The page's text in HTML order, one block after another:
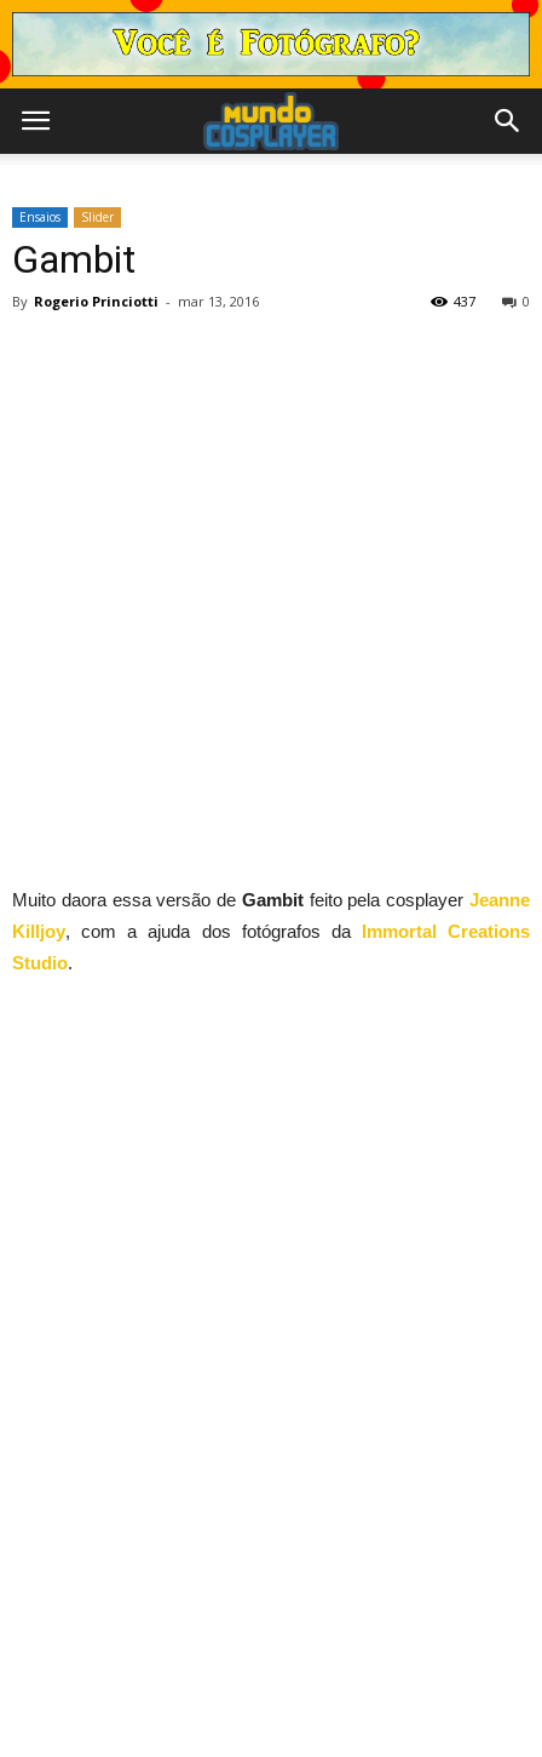
Ensaios Slider
Gambit
By Rogerio Princiotti - mar 13, 2016 0
437
Muito daora essa versão de Gambitfeito pela cosplayerJeanne
Killjoy, com a ajuda dos fotógrafos da Immortal Creations
Studio.